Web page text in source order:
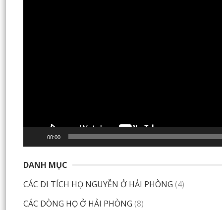
00:00
DANH MỤC
CÁC DI TÍCH HỌ NGUYỄN Ở HẢI PHÒNG (4)
CÁC DÒNG HỌ Ở HẢI PHÒNG (8)